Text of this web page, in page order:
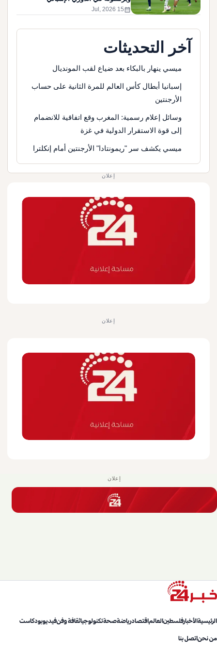
calendar_month
15 Jul, 2026
آخر التحديثات
ميسي ينهار بالبكاء بعد ضياع لقب المونديال
إسبانيا أبطال كأس العالم للمرة الثانية على حساب
الأرجنتين
وسائل إعلام رسمية: المغرب وقع اتفاقية للانضمام
إلى قوة الاستقرار الدولية في غزة
ميسي يكشف سر "ريمونتادا" الأرجنتين أمام إنكلترا
إعلان
إعلان
إعلان
الرئيسيةالأخبارفلسطينالعالماقتصادرياضةصحةتكنولوجياثقافة وفنفيديوبودكاست
من نحناتصل بنا